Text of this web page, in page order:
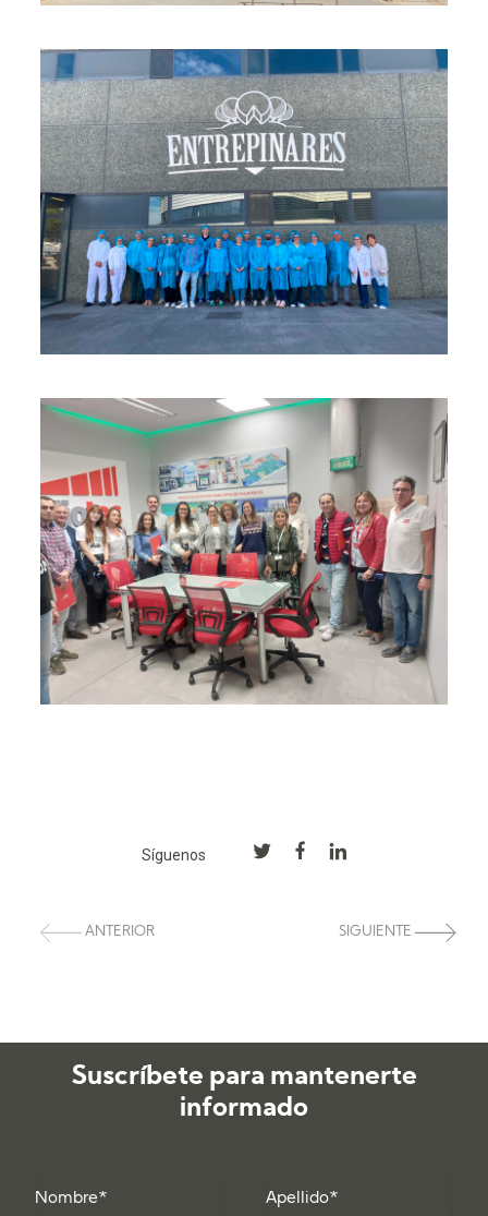
Síguenos
ANTERIOR SIGUIENTE
Suscríbete para mantenerte
informado